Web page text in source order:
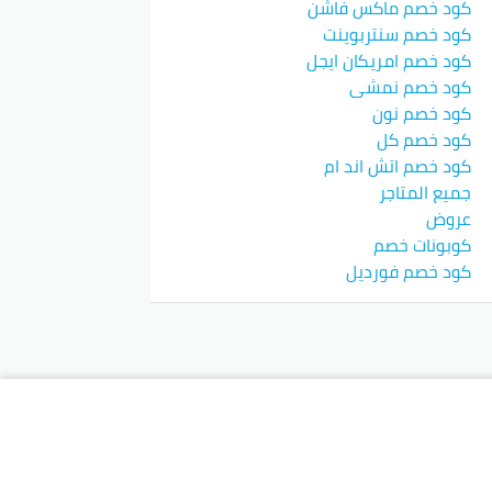
كود خصم ماكس فاشن
كود خصم سنتربوينت
كود خصم امريكان ايجل
كود خصم نمشي
كود خصم نون
كود خصم كل
كود خصم اتش اند ام
جميع المتاجر
عروض
كوبونات خصم
كود خصم فورديل